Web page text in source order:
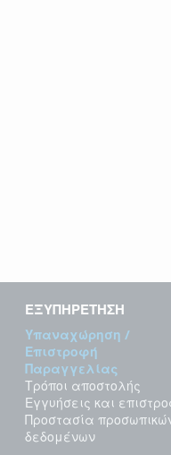
ΕΞΥΠΗΡΕΤΗΣΗ
Υπαναχώρηση /
Επιστροφή
Παραγγελίας
Τρόποι αποστολής
Εγγυήσεις και
Προστασία
δεδομένων